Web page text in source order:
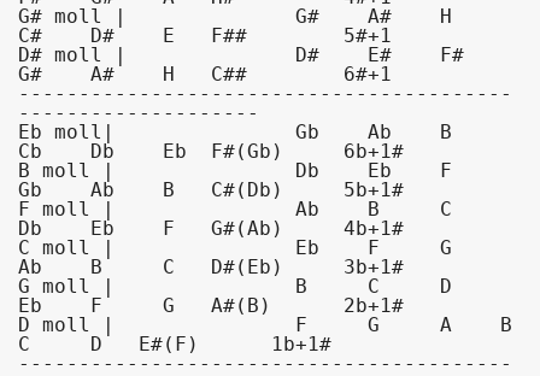
G# moll |              G#    A#    H
C#    D#    E   F##        5#+1
D# moll |              D#    E#    F#
G#    A#    H   C##        6#+1
-----------------------------------------
--------------------
Eb moll|               Gb    Ab    B
Cb    Db    Eb  F#(Gb)     6b+1#
B moll |               Db    Eb    F
Gb    Ab    B   C#(Db)     5b+1#
F moll |               Ab    B     C
Db    Eb    F   G#(Ab)     4b+1#
C moll |               Eb    F     G
Ab    B     C   D#(Eb)     3b+1#
G moll |               B     C     D
Eb    F     G   A#(B)      2b+1#
D moll |               F     G     A    B
C     D   E#(F)      1b+1#
-----------------------------------------